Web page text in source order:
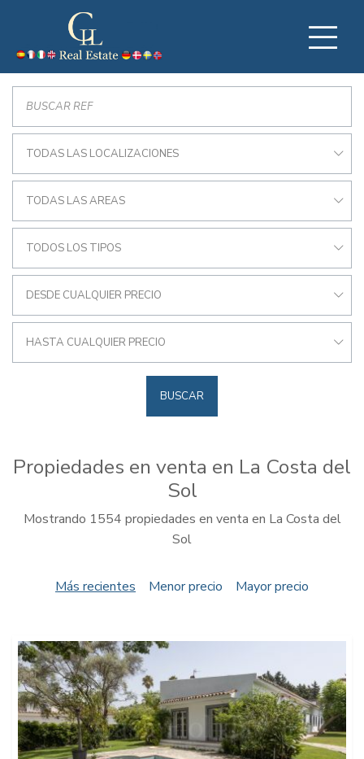
TODAS LAS LOCALIZACIONES
TODAS LAS AREAS
TODOS LOS TIPOS
DESDE CUALQUIER PRECIO
HASTA CUALQUIER PRECIO
BUSCAR
Propiedades en venta en La Costa del
Sol
Mostrando 1554 propiedades en venta en La Costa del
Sol
Más recientes Menor precio Mayor precio